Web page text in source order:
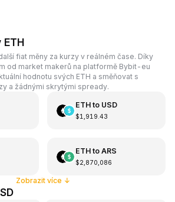
ETH
fiat měny za kurzy v reálném čase. Díky
od market makerů na platformě Bybit-eu
hodnotu svých ETH a směňovat s
a žádnými skrytými spready.
ETHto USD
$1,919.43
ETHto ARS
$2,870,086
Zobrazit více ↓